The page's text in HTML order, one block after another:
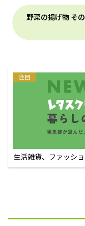
野菜の揚げ物 そ
注目
生活雑貨、ファッシ
えるECサイト